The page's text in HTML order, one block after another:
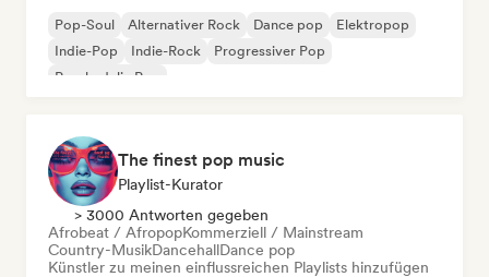
Pop-Soul Alternativer Rock Dance pop
Elektropop
Indie-Pop
Indie-Rock
Progressiver Pop
Psychedelic Pop
The finest pop music
Playlist-Kurator
> 3000 Antworten gegeben
Afrobeat / AfropopKommerziell / Mainstream
Country-MusikDancehallDance pop
Künstler zu meinen einflussreichen Playlists hinzufügen